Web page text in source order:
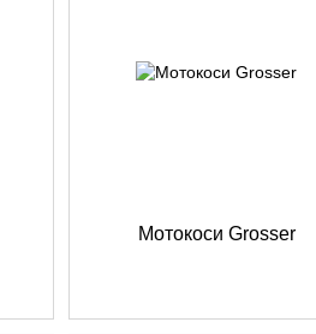
Мотокоси Grosser